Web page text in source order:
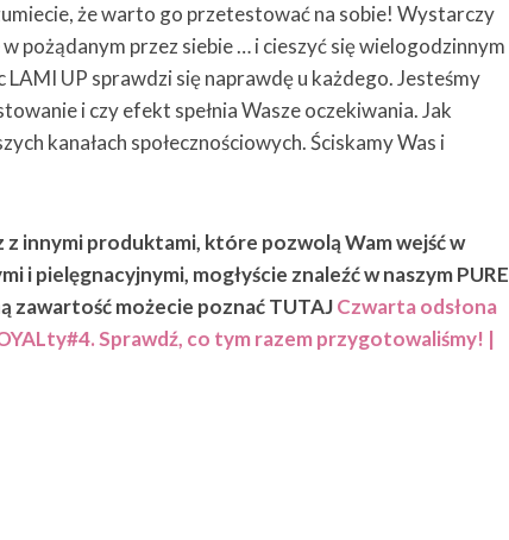
że warto go przetestować na sobie! Wystarczy
pożądanym przez siebie … i cieszyć się wielogodzinnym
UP sprawdzi się naprawdę u każdego. Jesteśmy
i czy efekt spełnia Wasze oczekiwania. Jak
kanałach społecznościowych. Ściskamy Was i
z innymi produktami, które pozwolą Wam wejść w
i pielęgnacyjnymi, mogłyście znaleźć w naszym PURE
zawartość możecie poznać TUTAJCzwarta odsłona
Sprawdź, co tym razem przygotowaliśmy! |